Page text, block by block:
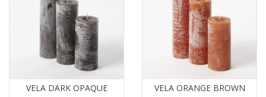
VELA DARK OPAQUE VELA ORANGE BROWN